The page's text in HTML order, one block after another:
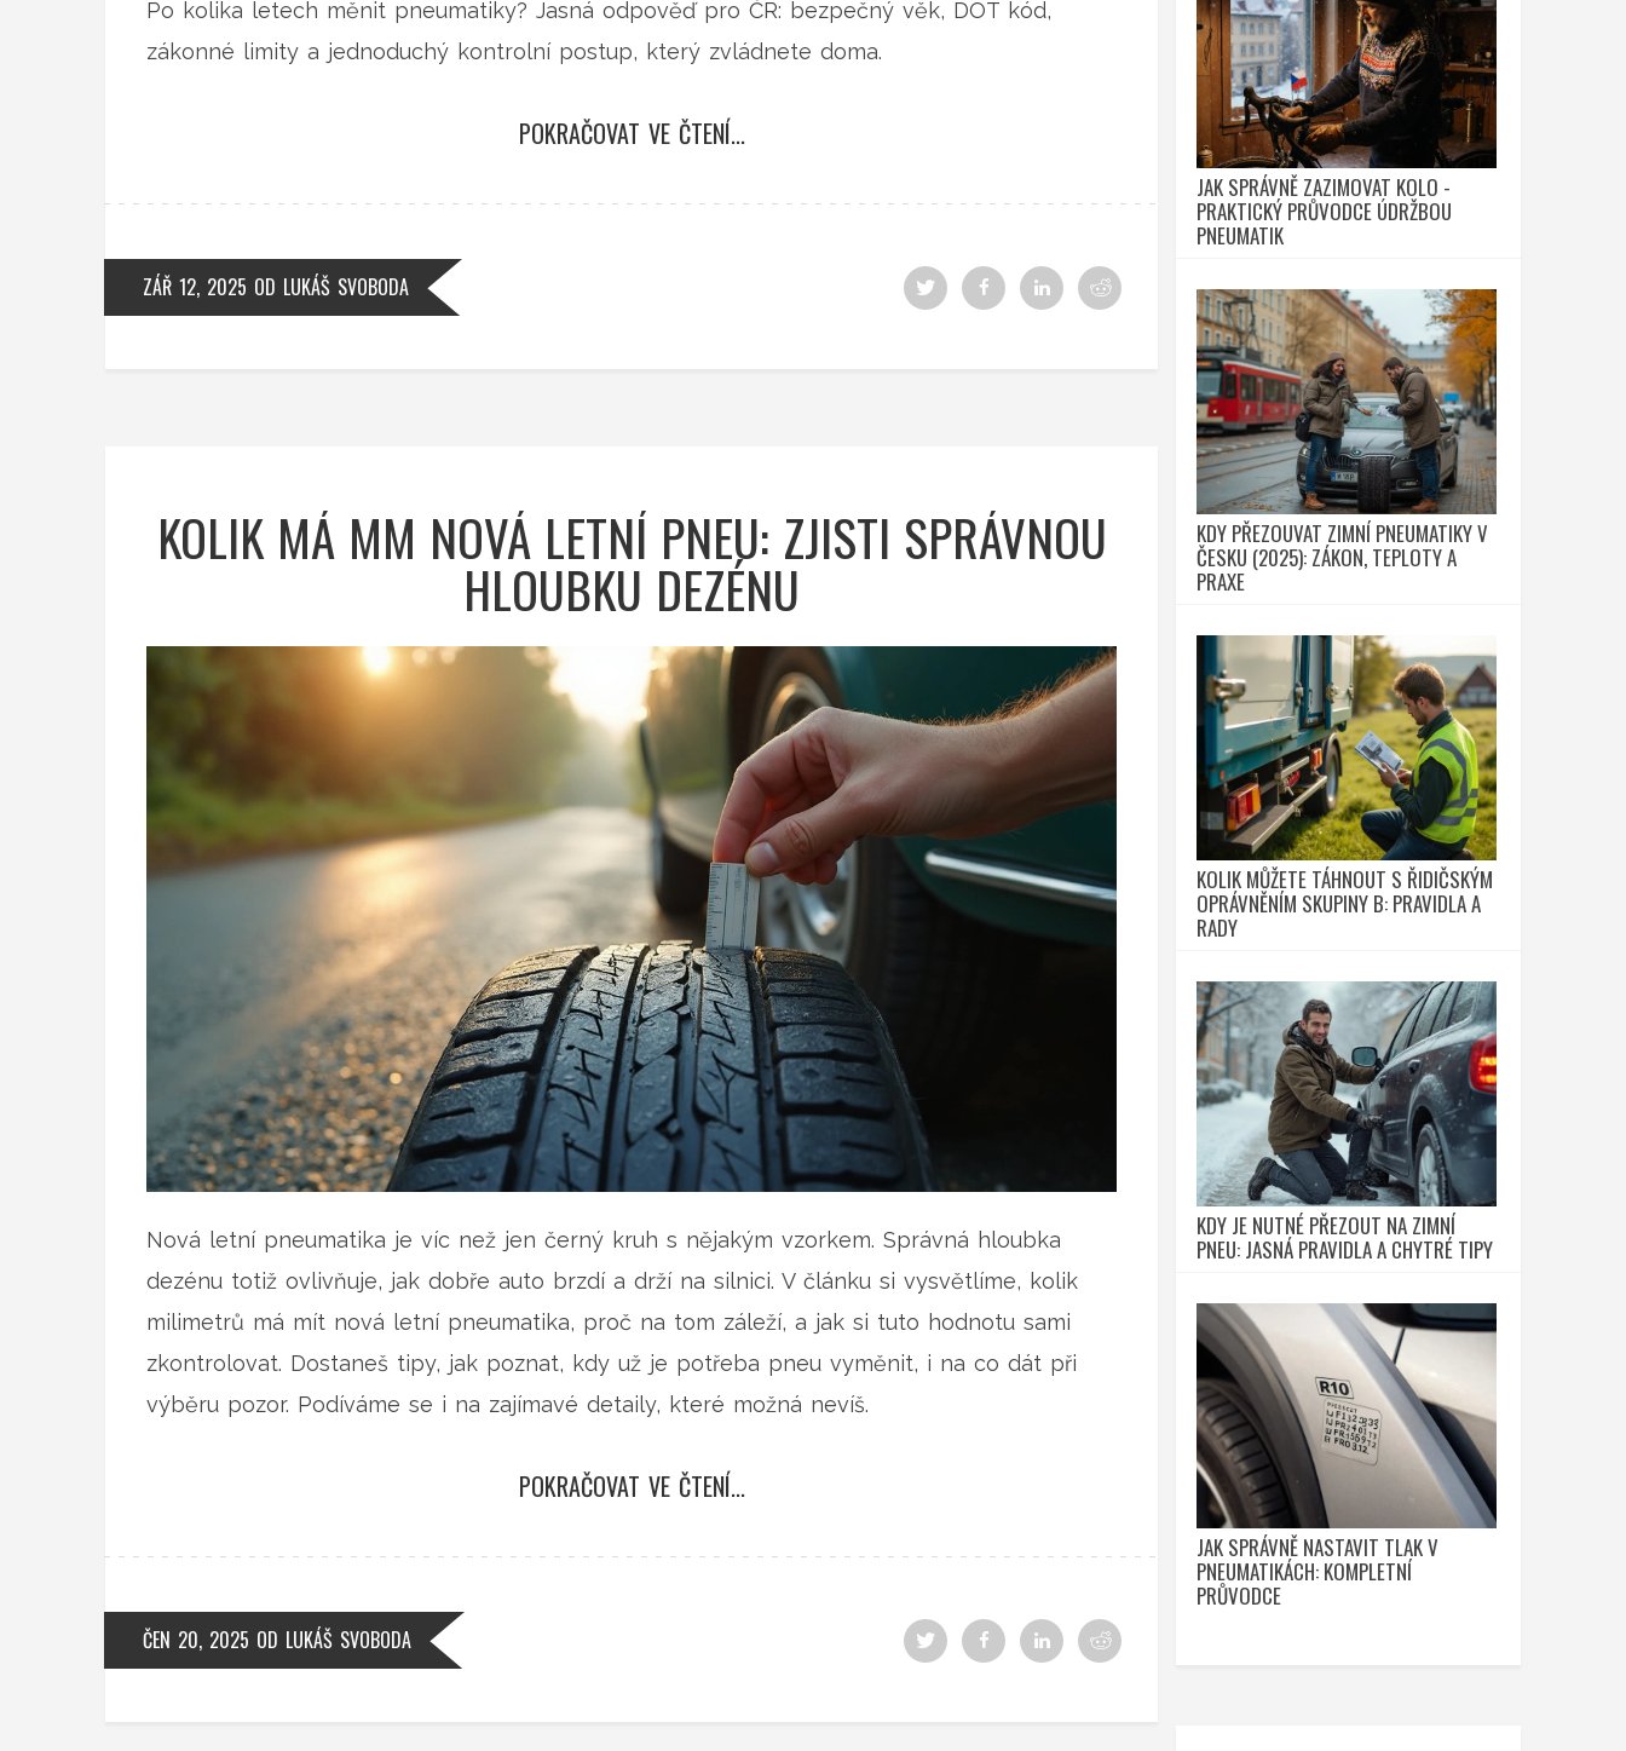
Po kolika letech měnit pneumatiky? Jasná odpověď pro ČR: bezpečný věk, DOT kód,
zákonné limity a jednoduchý kontrolní postup, který zvládnete doma.
POKRAČOVAT VE ČTENÍ...
ZÁŘ 12, 2025 OD LUKÁŠ SVOBODA
KOLIK MÁ MM NOVÁ LETNÍ PNEU: ZJISTI SPRÁVNOU
HLOUBKU DEZÉNU
Nová letní pneumatika je víc než jen černý kruh s nějakým vzorkem. Správná hloubka
dezénu totiž ovlivňuje, jak dobře auto brzdí a drží na silnici. V článku si vysvětlíme, kolik
milimetrů má mít nová letní pneumatika, proč na tom záleží, a jak si tuto hodnotu sami
zkontrolovat. Dostaneš tipy, jak poznat, kdy už je potřeba pneu vyměnit, i na co dát při
výběru pozor. Podíváme se i na zajímavé detaily, které možná nevíš.
POKRAČOVAT VE ČTENÍ...
ČEN 20, 2025 OD LUKÁŠ SVOBODA
JAK SPRÁVNĚ ZAZIMOVAT KOLO -
PRAKTICKÝ PRŮVODCE ÚDRŽBOU
PNEUMATIK
KDY PŘEZOUVAT ZIMNÍ PNEUMATIKY V
ČESKU (2025): ZÁKON, TEPLOTY A
PRAXE
KOLIK MŮŽETE TÁHNOUT S ŘIDIČSKÝM
OPRÁVNĚNÍM SKUPINY B: PRAVIDLA A
RADY
KDY JE NUTNÉ PŘEZOUT NA ZIMNÍ
PNEU: JASNÁ PRAVIDLA A CHYTRÉ TIPY
JAK SPRÁVNĚ NASTAVIT TLAK V
PNEUMATIKÁCH: KOMPLETNÍ
PRŮVODCE